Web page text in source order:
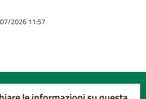
2026 11:57